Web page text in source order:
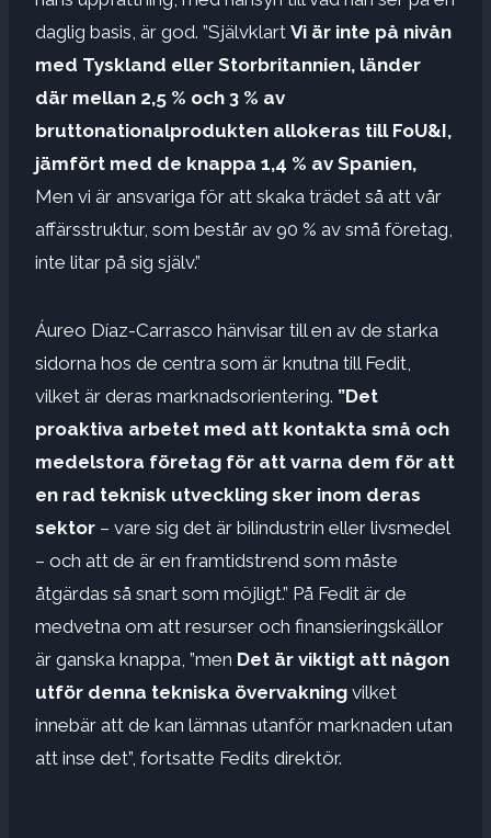
daglig basis, är god. ”Självklart Vi är inte på nivån
med Tyskland eller Storbritannien, länder
där mellan 2,5 % och 3 % av
bruttonationalprodukten allokeras till FoU&I,
jämfört med de knappa 1,4 % av Spanien,
Men vi är ansvariga för att skaka trädet så att vår
affärsstruktur, som består av 90 % av små företag,
inte litar på sig själv.”
Áureo Díaz-Carrasco hänvisar till en av de starka
sidorna hos de centra som är knutna till Fedit,
vilket är deras marknadsorientering. ”Det
proaktiva arbetet med att kontakta små och
medelstora företag för att varna dem för att
en rad teknisk utveckling sker inom deras
sektor – vare sig det är bilindustrin eller livsmedel
– och att de är en framtidstrend som måste
åtgärdas så snart som möjligt.” På Fedit är de
medvetna om att resurser och finansieringskällor
är ganska knappa, ”men Det är viktigt att någon
utför denna tekniska övervakning vilket
innebär att de kan lämnas utanför marknaden utan
att inse det”, fortsatte Fedits direktör.